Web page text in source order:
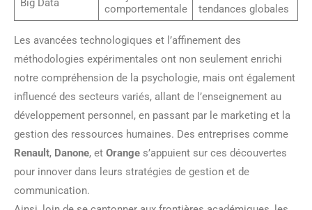
Big Data
comportementale
tendances globales
Les avancées technologiques et l’affinement des
méthodologies expérimentales ont non seulement enrichi
notre compréhension de la psychologie, mais ont également
influencé des secteurs variés, allant de l’enseignement au
développement personnel, en passant par le marketing et la
gestion des ressources humaines. Des entreprises comme
Renault, Danone, et Orange s’appuient sur ces découvertes
pour innover dans leurs stratégies de gestion et de
communication.